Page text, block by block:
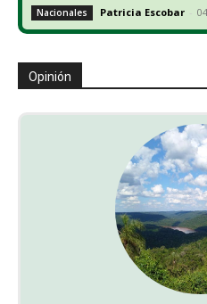
Nacionales Patricia Escobar -
Opinión